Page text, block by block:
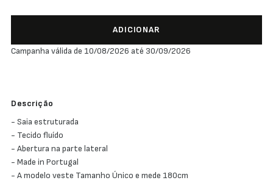
ADICIONAR
Campanha válida de 10/08/2026 até 30/09/2026
Descrição
- Saia estruturada
- Tecido fluído
- Abertura na parte lateral
- Made in Portugal
- A modelo veste Tamanho Único e mede 180cm